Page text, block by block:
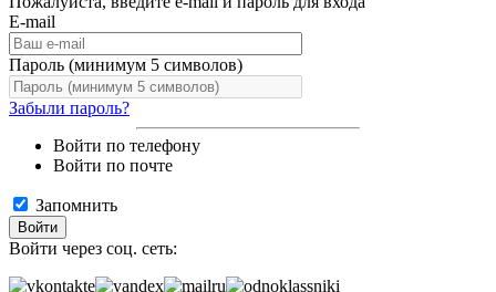
E-mail
Пароль (минимум 5 символов)
Забыли пароль?
Войти по телефону
Войти по почте
Запомнить
Войти
Войти через соц. сеть: